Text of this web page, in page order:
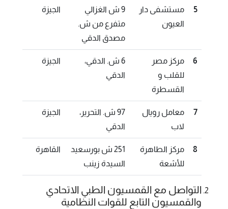
5
مستشفى دار
العيون
9 ش الغزالي
متفرع من ش.
مصدق الدقي
الجيزة
6
مركز مصر
للقلب و
القسطرة
6 ش. الدقي،
الدقي
الجيزة
7
معامل رويال
لاب
97 ش. التحرير،
الدقي
الجيزة
8
مركز الطاهرة
للأشعة
251 ش بورسعيد
السيدة زينب
القاهرة
التواصل مع القمسيون الطبي الاتحادي
والقمسيون التابع للقوات النظامية